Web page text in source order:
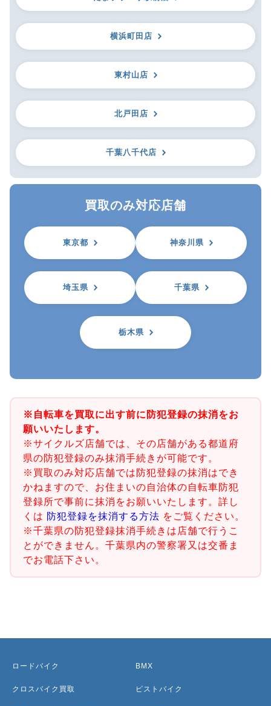
横浜町田店
東村山店
北戸田店
千葉八千代店
買取のみ対応店舗
東京都 神奈川県
埼玉県 千葉県
栃木県
※自転車を買取に出す前に防犯登録の抹消をお
願いいたします。
※サイクルズ店舗では、その店舗がある都道府
県の防犯登録のみ抹消手続きが可能です。
※買取のみ対応店舗では防犯登録の抹消はでき
かねますので、お住まいの自治体の自転車防犯
登録所で事前に抹消をお願いいたします。詳し
くは 防犯登録を抹消する方法 をご覧ください。
※千葉県の防犯登録抹消手続きは店舗で行うこ
とができません。千葉県内の警察署又は交番ま
でお電話下さい。
ロードバイク
クロスバイク買取
BMX
ピストバイク